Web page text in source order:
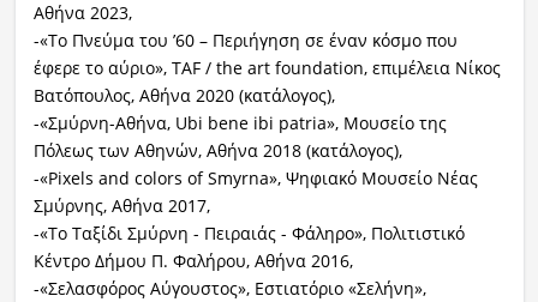
Αθήνα 2023,
-«Το Πνεύμα του ’60 – Περιήγηση σε έναν κόσμο που
έφερε το αύριο», TAF / the art foundation, επιμέλεια Νίκος
Βατόπουλος, Αθήνα 2020 (κατάλογος),
-«Σμύρνη-Αθήνα, Ubi bene ibi patria», Μουσείο της
Πόλεως των Αθηνών, Αθήνα 2018 (κατάλογος),
-«Pixels and colors of Smyrna», Ψηφιακό Μουσείο Νέας
Σμύρνης, Αθήνα 2017,
-«Το Ταξίδι Σμύρνη - Πειραιάς - Φάληρο», Πολιτιστικό
Κέντρο Δήμου Π. Φαλήρου, Αθήνα 2016,
-«Σελασφόρος Αύγουστος», Εστιατόριο «Σελήνη»,